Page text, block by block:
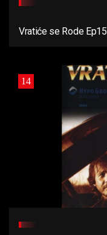
Vratiće se Rode Ep15
14